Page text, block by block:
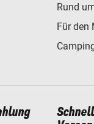
Rund
Für den